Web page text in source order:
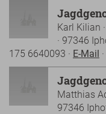
Karl Kilian
· 97346
175 6640093 · E-Mail ·
Matthias
97346